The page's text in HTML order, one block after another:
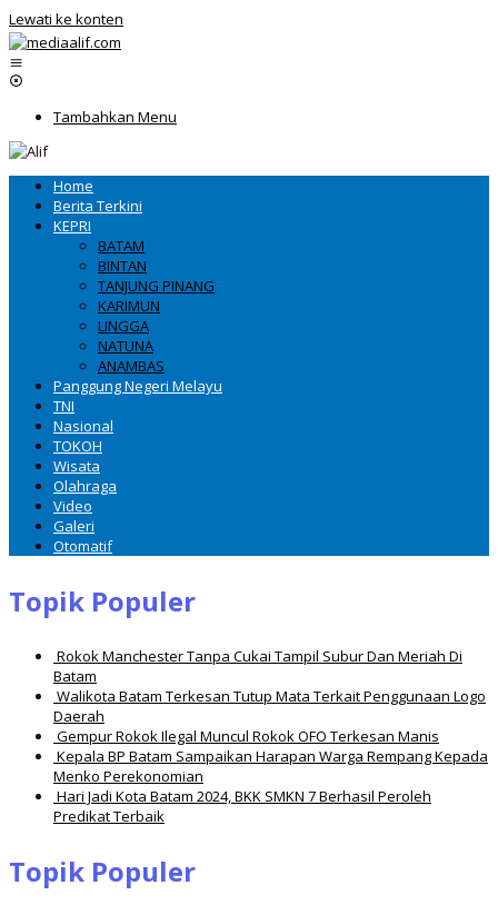
Lewati ke konten
Tambahkan Menu
Home
Berita Terkini
KEPRI
BATAM
BINTAN
TANJUNG PINANG
KARIMUN
LINGGA
NATUNA
ANAMBAS
Panggung Negeri Melayu
TNI
Nasional
TOKOH
Wisata
Olahraga
Video
Galeri
Otomatif
Topik Populer
Rokok Manchester Tanpa Cukai Tampil Subur Dan Meriah Di
Batam
Walikota Batam Terkesan Tutup Mata Terkait Penggunaan Logo
Daerah
Gempur Rokok Ilegal Muncul Rokok OFO Terkesan Manis
Kepala BP Batam Sampaikan Harapan Warga Rempang Kepada
Menko Perekonomian
Hari Jadi Kota Batam 2024, BKK SMKN 7 Berhasil Peroleh
Predikat Terbaik
Topik Populer